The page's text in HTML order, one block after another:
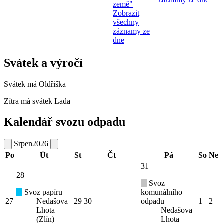
země"
Zobrazit
všechny
záznamy ze
dne
Svátek a výročí
Svátek má Oldřiška
Zítra má svátek Lada
Kalendář svozu odpadu
Srpen2026
Po
Út St Čt Pá So Ne
27
28
Svoz papíru
Nedašova
Lhota
(Zlín)
29 30
31
Svoz
komunálního
odpadu
Nedašova
Lhota
1 2